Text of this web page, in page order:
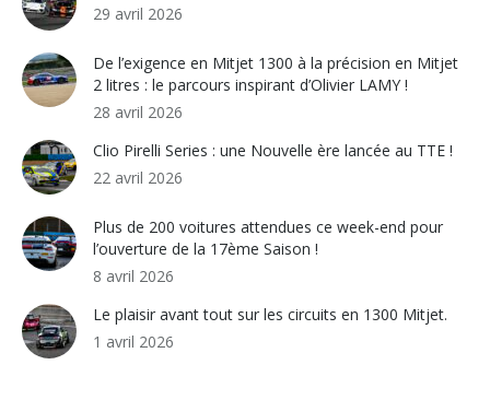
29 avril 2026
De l’exigence en Mitjet 1300 à la précision en Mitjet
2 litres : le parcours inspirant d’Olivier LAMY !
28 avril 2026
Clio Pirelli Series : une Nouvelle ère lancée au TTE !
22 avril 2026
Plus de 200 voitures attendues ce week-end pour
l’ouverture de la 17ème Saison !
8 avril 2026
Le plaisir avant tout sur les circuits en 1300 Mitjet.
1 avril 2026